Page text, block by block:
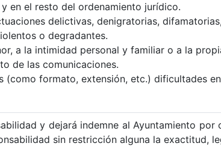
en el resto del ordenamiento jurídico.
delictivas, denigratorias,
o degradantes.
a la intimidad personal y familiar o a la
de las comunicaciones.
(como formato, extensión, etc.) dificultades
y dejará indemne al Ayuntamiento
sin restricción alguna la exactitud,